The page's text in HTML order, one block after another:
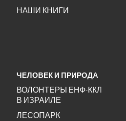
НАШИ КНИГИ
ЧЕЛОВЕК И ПРИРОДА
ВОЛОНТЕРЫ ЕНФ-ККЛ
В ИЗРАИЛЕ
ЛЕСОПАРК